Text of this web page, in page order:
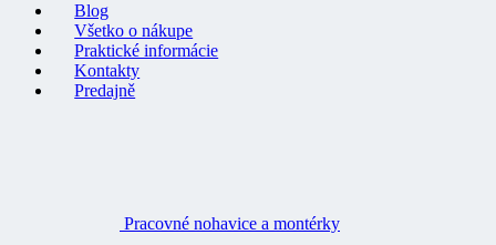
Blog
Všetko o nákupe
Praktické informácie
Kontakty
Predajně
Pracovné nohavice a montérky